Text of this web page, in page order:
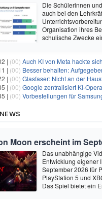
Die Schülerinnen
auch bei den
Organisation ihres
schulische Zwecke
| (00) Auch KI von Meta hackte
| (00) Besser behalten:
| (00) Glasfaser: Nicht an der
| (00) Google zentralisiert KI-
| (00) Vorbestellungen für Samsungs
Moon erscheint im
Das unabhängige
Entwicklung eigener
September 2026 für
PlayStation 5 und
Das Spiel bietet ein